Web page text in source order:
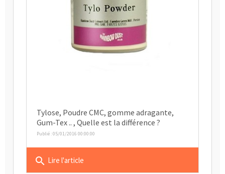
Tylose, Poudre CMC, gomme adragante,
Gum-Tex .. , Quelle est la différence ?
Publié : 05/01/2016 00:00:00
search Lire l'article